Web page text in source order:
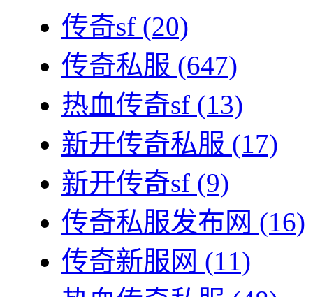
传奇sf (20)
传奇私服 (647)
热血传奇sf (13)
新开传奇私服 (17)
新开传奇sf (9)
传奇私服发布网 (16)
传奇新服网 (11)